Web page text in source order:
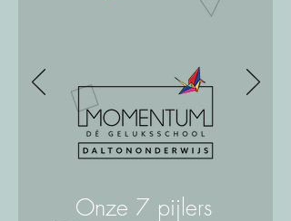
Onze 7 pijlers